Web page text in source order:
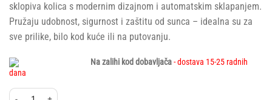
sklopiva kolica s modernim dizajnom i automatskim sklapanjem.
Pružaju udobnost, sigurnost i zaštitu od sunca – idealna su za
sve prilike, bilo kod kuće ili na putovanju.
Na zalihi kod dobavljača- dostava 15-25 radnih
dana
Easywalker® kolica Buggy Jackey² - Pebble Grey količina